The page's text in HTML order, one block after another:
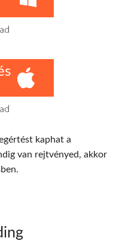
kaphat a
van rejtvényed, akkor